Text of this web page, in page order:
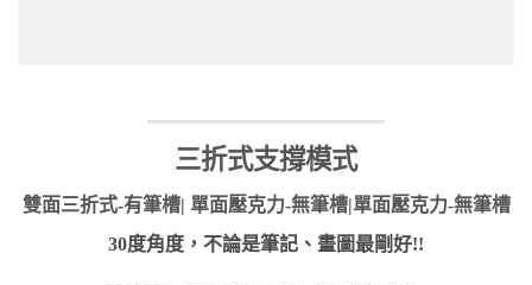
三折式支撐模式
雙面三折式-有筆槽| 單面壓克力-無筆槽|單面壓克力-無筆槽
30度角度，不論是筆記、畫圖最剛好!!